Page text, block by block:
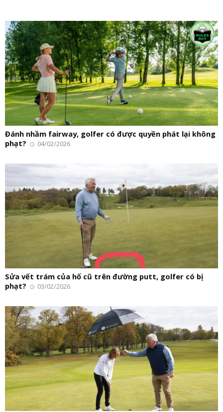
Đánh nhầm fairway, golfer có được quyền phát lại không
phạt?
04/02/2026
Sửa vết trám của hố cũ trên đường putt, golfer có bị
phạt?
03/02/2026